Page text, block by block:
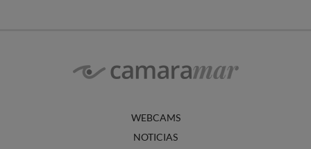
WEBCAMS
NOTICIAS